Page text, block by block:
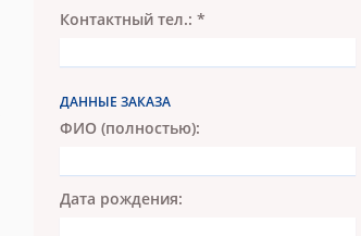
Контактный тел.: *
ДАННЫЕ ЗАКАЗА
ФИО (полностью):
Дата рождения: